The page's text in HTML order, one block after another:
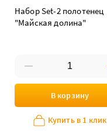
Набор Set-2 полотенец
"Майская долина"
В корзину
Купить в 1 клик